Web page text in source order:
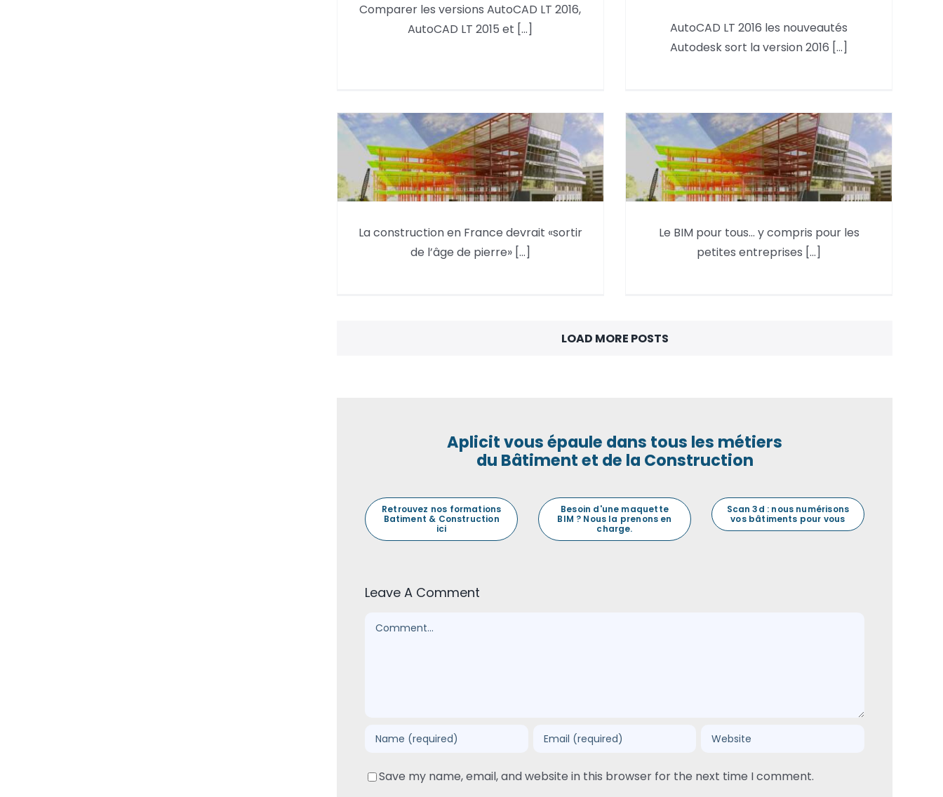
AutoCAD LT 2016, AutoCAD LT
2015 et versions antérieures
Comparer les versions AutoCAD LT 2016,
AutoCAD LT 2015 et [...]
AutoCAD LT 2016 les
nouveautés
AutoCAD LT 2016 les nouveautés
Autodesk sort la version 2016 [...]
La construction en France
devrait «sortir de l’âge de
La construction en France devrait «sortir
de l’âge de pierre» [...]
Le BIM pour tous… y compris
pour les petites entreprises !
Le BIM pour tous… y compris pour les
petites entreprises [...]
LOAD MORE POSTS
Aplicit vous épaule dans tous les métiers
du Bâtiment et de la Construction
Retrouvez nos formations
Batiment & Construction
ici
Besoin d'une maquette
BIM ? Nous la prenons en
charge.
Scan 3d : nous numérisons
vos bâtiments pour vous
Leave A Comment
Comment
Save my name, email, and website in this browser for the next time I comment.